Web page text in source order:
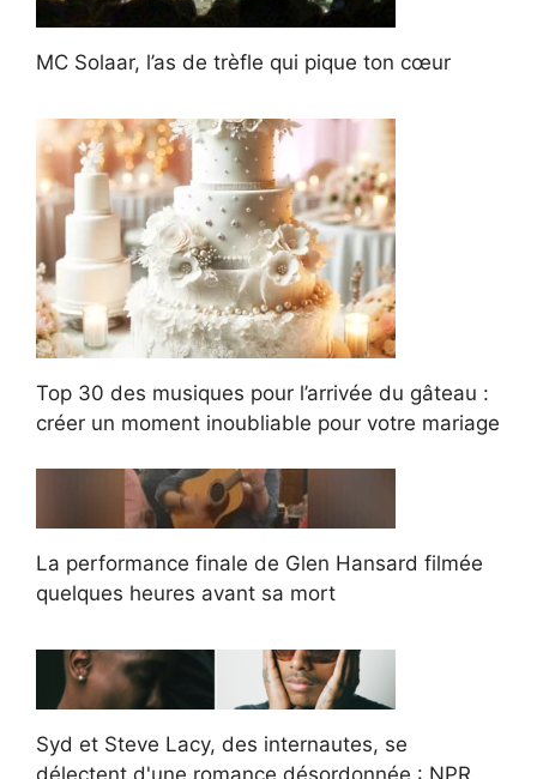
MC Solaar, l’as de trèfle qui pique ton cœur
Top 30 des musiques pour l’arrivée du gâteau :
créer un moment inoubliable pour votre mariage
La performance finale de Glen Hansard filmée
quelques heures avant sa mort
Syd et Steve Lacy, des internautes, se